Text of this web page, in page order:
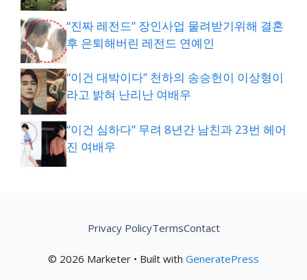
“진짜 레전드” 장인사업 물려받기위해 결혼
후 은퇴해버린 레전드 연예인
“이건 대박이다” 천하의 송승헌이 이상형이
라고 밝혀 난리난 여배우
“이건 심하다” 무려 8년간 남친과 23번 헤어
진 여배우
© 2026 Marketer • Built with GeneratePress
Privacy PolicyTermsContact